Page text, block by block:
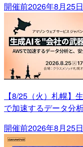
開催前2026年8月25
【8/25（火）札幌】
で加速するデータ分
開催前2026年8月25